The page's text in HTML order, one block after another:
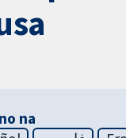
na